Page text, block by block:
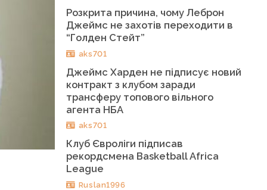
Розкрита причина, чому Леброн
Джеймс не захотів переходити в
“Голден Стейт”
aks701
Джеймс Харден не підписує новий
контракт з клубом заради
трансферу топового вільного
агента НБА
aks701
Клуб Євроліги підписав
рекордсмена Basketball Africa
League
Ruslan1996